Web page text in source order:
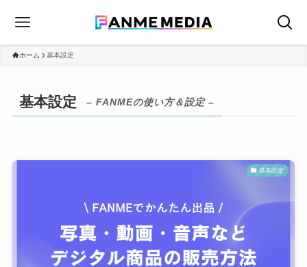
ホーム 基本設定
基本設定 – FANMEの使い方＆設定 –
基本設定